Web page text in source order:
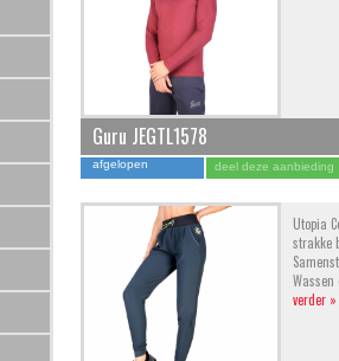
Guru JEGTL1578
afgelopen deel deze aanbieding
Utopia
strakke
Wassen
verder »